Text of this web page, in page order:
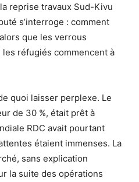
reprise travaux Sud-Kivu
s’interroge : comment
que les verrous
réfugiés commencent à
quoi laisser perplexe. Le
de 30 %, était prêt à
RDC avait pourtant
étaient immenses. La
sans explication
la suite des opérations